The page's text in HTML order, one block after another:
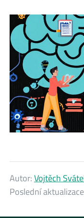
Autor:Vojtěch
Poslední